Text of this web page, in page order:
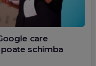
care
schimba